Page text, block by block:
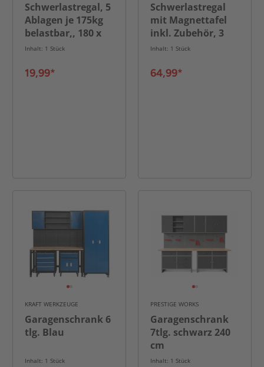
Schwerlastregal, 5
Ablagen je 175kg
belastbar,, 180 x
90 x 40 cm, blau
Inhalt: 1 Stück
19,99*
Schwerlastregal
mit Magnettafel
inkl. Zubehör, 3
Ablagen je 200kg
100 x 40 cm
Inhalt: 1 Stück
64,99*
KRAFT WERKZEUGE
Garagenschrank 6
tlg. Blau
Inhalt: 1 Stück
PRESTIGE WORKS
Garagenschrank
7tlg. schwarz 240
cm
Inhalt: 1 Stück